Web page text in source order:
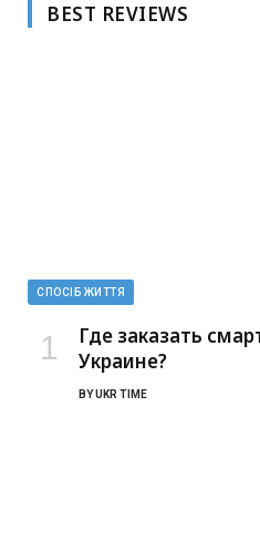
BEST REVIEWS
СПОСІБ ЖИТТЯ
Где заказать
Украине?
BYUKR TIME